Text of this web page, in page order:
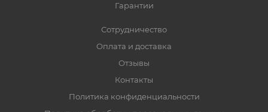
Гарантии
Сотрудничество
Оплата и доставка
Отзывы
Контакты
Политика конфиденциальности